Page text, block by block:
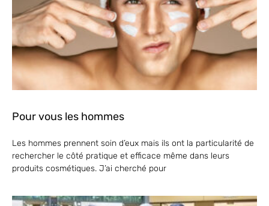
Pour vous les hommes
Les hommes prennent soin d’eux mais ils ont la particularité de
rechercher le côté pratique et efficace même dans leurs
produits cosmétiques. J’ai cherché pour